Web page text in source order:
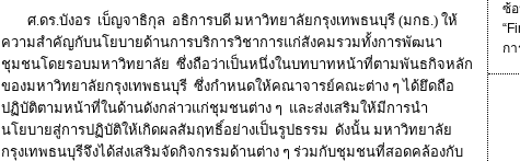
ศ.ดร.บังอร เบ็ญจาธิกุล อธิการบดี มหาวิทยาลัยกรุงเทพธนบุรี (มกธ.) ให้
ความสำคัญกับนโยบายด้านการบริการวิชาการแก่สังคมรวมทั้งการพัฒนา
ชุมชนโดยรอบมหาวิทยาลัย ซึ่งถือว่าเป็นหนึ่งในบทบาทหน้าที่ตามพันธกิจหลัก
ของมหาวิทยาลัยกรุงเทพธนบุรี ซึ่งกำหนดให้คณาจารย์คณะต่าง ๆ ได้ยึดถือ
ปฏิบัติตามหน้าที่ในด้านดังกล่าวแก่ชุมชนต่าง ๆ และส่งเสริมให้มีการนำ
นโยบายสู่การปฏิบัติให้เกิดผลสัมฤทธิ์อย่างเป็นรูปธรรม ดังนั้น มหาวิทยาลัย
กรุงเทพธนบุรีจึงได้ส่งเสริมจัดกิจกรรมด้านต่าง ๆ ร่วมกับชุมชนที่สอดคล้องกับ
ซ้อ
ก